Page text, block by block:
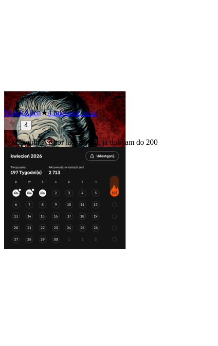
WujekAlien★4 miesiące temu
4
@Millionth_Visitorładna seria, ja dobijam do 200